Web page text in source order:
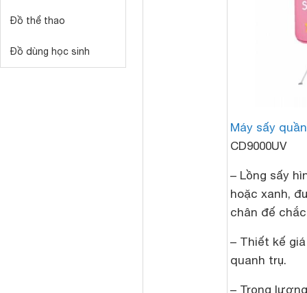
Đồ thể thao
Đồ dùng học sinh
Máy sấy
CD9000UV
– Lồng sấy
hoặc xanh,
chân đế
– Thiết kế
quanh trụ.
– Trọng